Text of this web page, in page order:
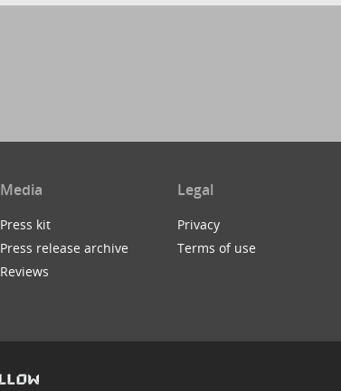
Media
Press kit
Press release archive
Reviews
Legal
Privacy
Terms of use